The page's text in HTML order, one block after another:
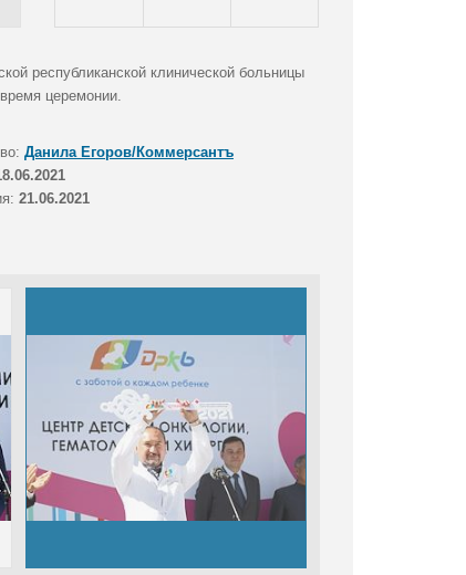
республиканской клинической больницы
церемонии.
Данила Егоров/Коммерсантъ
21.06.2021